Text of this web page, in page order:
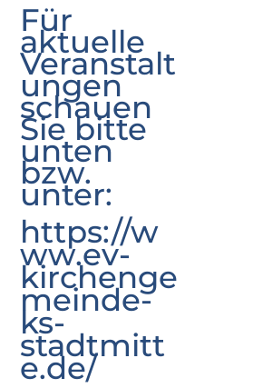
Für
aktuelle
Veranstalt
ungen
schauen
Sie bitte
unten
bzw.
unter:
https://w
ww.ev-
kirchenge
meinde-
ks-
stadtmitt
e.de/